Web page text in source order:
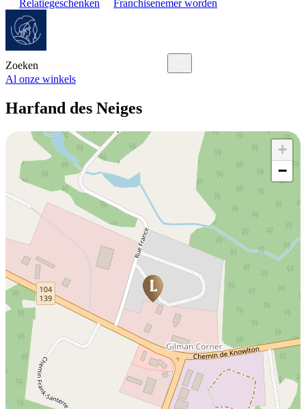
Relatiegeschenken Franchisenemer worden
Zoeken
Al onze winkels
Harfand des Neiges
+
−